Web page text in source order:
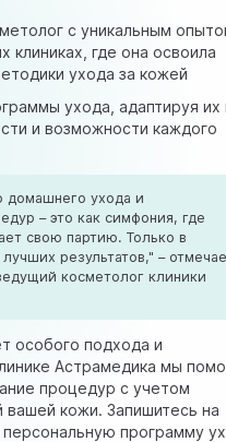
с уникальным
клиниках, где она освоила
ухода за кожей
ухода, адаптируя их
и возможности каждого
домашнего ухода и
– это как симфония, где
свою партию. Только в
результатов," –
косметолог клиники
особого подхода и
Астрамедика мы
процедур с учетом
вашей кожи. Запишитесь на
программу